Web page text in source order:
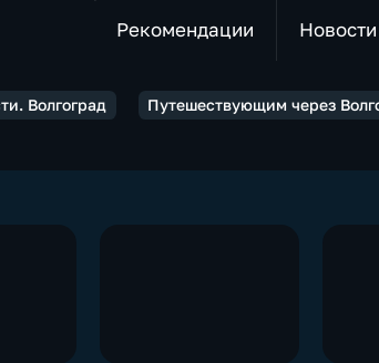
Рекомендации Новости
Волгоград Путешествующим через